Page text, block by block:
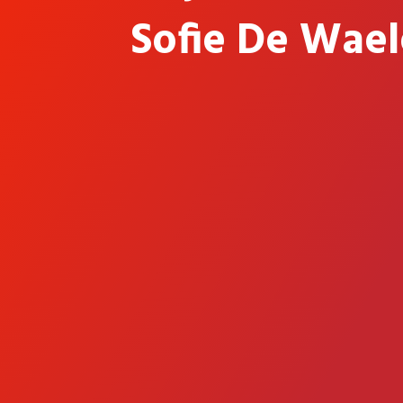
Sofie De